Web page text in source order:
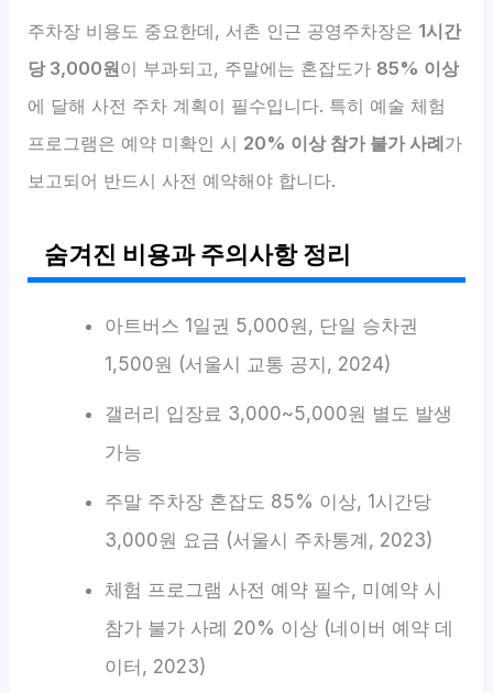
주차장 비용도 중요한데, 서촌 인근 공영주차장은 1시간
당 3,000원이 부과되고, 주말에는 혼잡도가 85% 이상
에 달해 사전 주차 계획이 필수입니다. 특히 예술 체험
프로그램은 예약 미확인 시 20% 이상 참가 불가 사례가
보고되어 반드시 사전 예약해야 합니다.
숨겨진 비용과 주의사항 정리
아트버스 1일권 5,000원, 단일 승차권
1,500원 (서울시 교통 공지, 2024)
갤러리 입장료 3,000~5,000원 별도 발생
가능
주말 주차장 혼잡도 85% 이상, 1시간당
3,000원 요금 (서울시 주차통계, 2023)
체험 프로그램 사전 예약 필수, 미예약 시
참가 불가 사례 20% 이상 (네이버 예약 데
이터, 2023)